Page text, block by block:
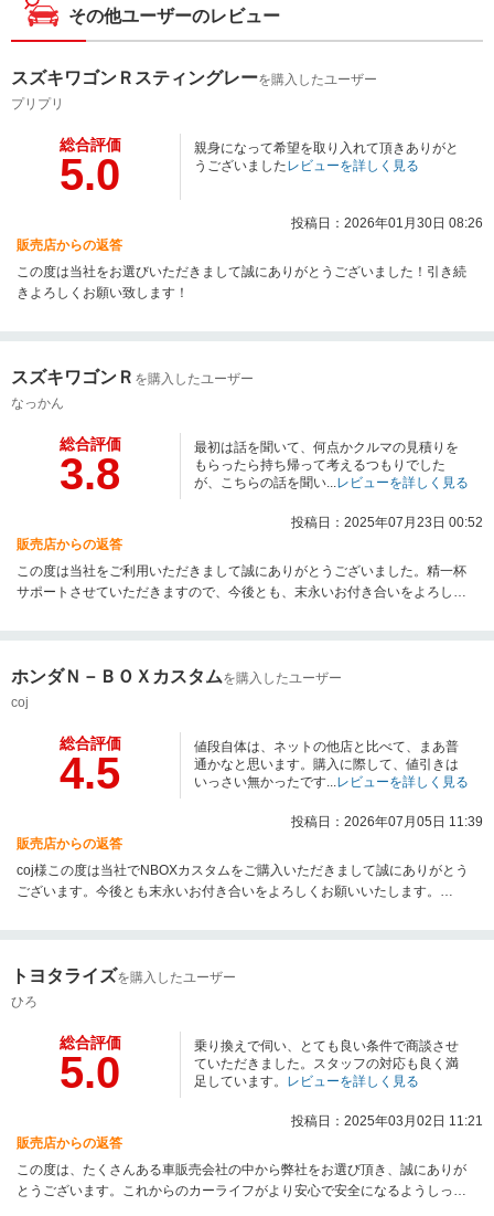
その他ユーザーのレビュー
スズキワゴンＲスティングレーを購入したユーザー
プリプリ
総合評価
5.0
親身になって希望を取り入れて頂きありがと
うございましたレビューを詳しく見る
投稿日：2026年01月30日 08:26
販売店からの返答
この度は当社をお選びいただきまして誠にありがとうございました！引き続
きよろしくお願い致します！
スズキワゴンＲ を購入したユーザー
なっかん
総合評価
3.8
最初は話を聞いて、何点かクルマの見積りを
もらったら持ち帰って考えるつもりでした
が、こちらの話を聞い...レビューを詳しく見る
投稿日：2025年07月23日 00:52
販売店からの返答
この度は当社をご利用いただきまして誠にありがとうございました。精一杯
サポートさせていただきますので、今後とも、末永いお付き合いをよろしく
ホンダＮ－ＢＯＸカスタムを購入したユーザー
coj
総合評価
4.5
値段自体は、ネットの他店と比べて、まあ普
通かなと思います。購入に際して、値引きは
いっさい無かったです...レビューを詳しく見る
投稿日：2026年07月05日 11:39
販売店からの返答
coj様この度は当社でNBOXカスタムをご購入いただきまして誠にありがとう
ございます。今後とも末永いお付き合いをよろしくお願いいたします。
トヨタライズを購入したユーザー
ひろ
総合評価
5.0
乗り換えで伺い、とても良い条件で商談させ
ていただきました。スタッフの対応も良く満
足しています。 レビューを詳しく見る
投稿日：2025年03月02日 11:21
販売店からの返答
この度は、たくさんある車販売会社の中から弊社をお選び頂き、誠にありが
とうございます。これからのカーライフがより安心で安全になるようしっか